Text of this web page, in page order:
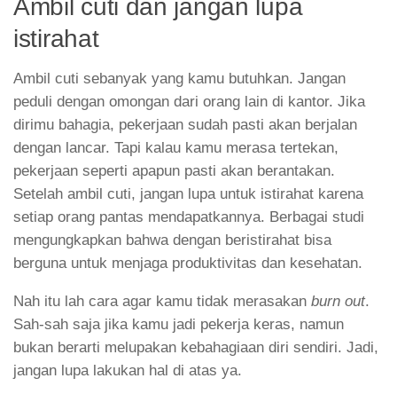
Ambil cuti dan jangan lupa
istirahat
Ambil cuti sebanyak yang kamu butuhkan. Jangan
peduli dengan omongan dari orang lain di kantor. Jika
dirimu bahagia, pekerjaan sudah pasti akan berjalan
dengan lancar. Tapi kalau kamu merasa tertekan,
pekerjaan seperti apapun pasti akan berantakan.
Setelah ambil cuti, jangan lupa untuk istirahat karena
setiap orang pantas mendapatkannya. Berbagai studi
mengungkapkan bahwa dengan beristirahat bisa
berguna untuk menjaga produktivitas dan kesehatan.
Nah itu lah cara agar kamu tidak merasakan burn out.
Sah-sah saja jika kamu jadi pekerja keras, namun
bukan berarti melupakan kebahagiaan diri sendiri. Jadi,
jangan lupa lakukan hal di atas ya.